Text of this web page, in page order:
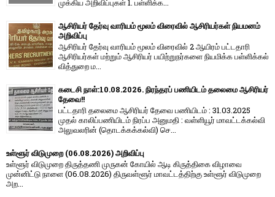
முக்கிய அறிவிப்புகள் 1. பள்ளிக்க...
ஆசிரியர் தேர்வு வாரியம் மூலம் விரைவில் ஆசிரியர்கள் நியமனம்
அறிவிப்பு
ஆசிரியர் தேர்வு வாரி​யம் மூலம் விரை​வில் 2 ஆயிரம் பட்​ட​தாரி
ஆசிரியர்​கள் மற்​றும் ஆசிரியர் பயிற்றுநர்​களை நியமிக்க பள்​ளிக்​கல்​
வித்​துறை ம...
கடைசி நாள்:10.08.2026. நிரந்தரப் பணியிடம் தலைமை ஆசிரியர்
தேவை!!
பட்டதாரி தலைமை ஆசிரியர் தேவை பணியிடம் : 31.03.2025
முதல் காலிப்பணியிடம் நிரப்ப அனுமதி : வள்ளியூர் மாவட்டக்கல்வி
அலுவலரின் (தொடக்கக்கல்வி) செ...
உள்ளூர் விடுமுறை (06.08.2026) அறிவிப்பு
உள்ளூர் விடுமுறை திருத்தணி முருகன் கோயில் ஆடி கிருத்திகை விழாவை
முன்னிட்டு நாளை (06.08.2026) திருவள்ளூர் மாவட்டத்திற்கு உள்ளூர் விடுமுறை
அற...